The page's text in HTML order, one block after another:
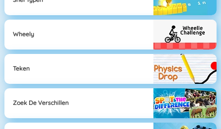
Wheely
Teken
Zoek De Verschillen